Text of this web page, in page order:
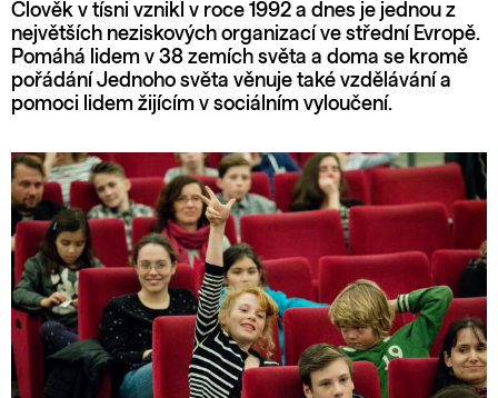
Člověk v tísni vznikl v roce 1992 a dnes je jednou z
největších neziskových organizací ve střední Evropě.
Pomáhá lidem v 38 zemích světa a doma se kromě
pořádání Jednoho světa věnuje také vzdělávání a
pomoci lidem žijícím v sociálním vyloučení.